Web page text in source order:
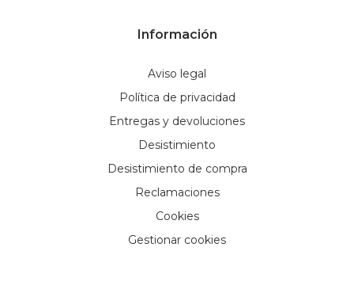
Información
Aviso legal
Política de privacidad
Entregas y devoluciones
Desistimiento
Desistimiento de compra
Reclamaciones
Cookies
Gestionar cookies